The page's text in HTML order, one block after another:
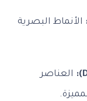
الأنماط البصرية
العناصر